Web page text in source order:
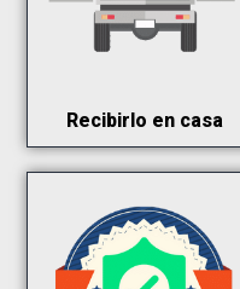
Recibirlo en casa